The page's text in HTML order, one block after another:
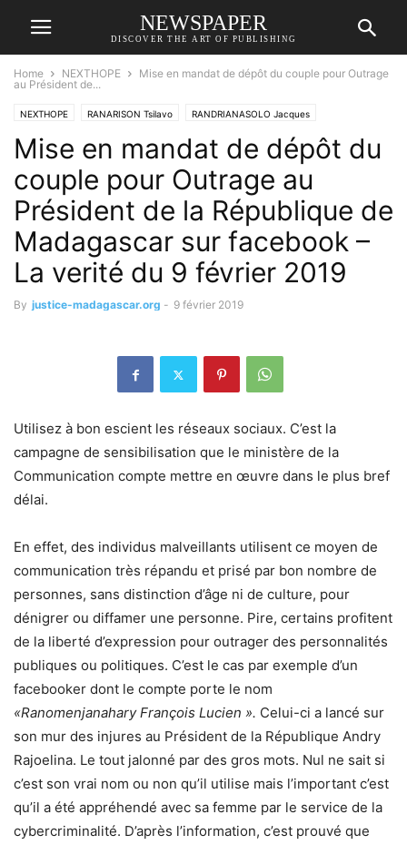
NEWSPAPER
DISCOVER THE ART OF PUBLISHING
Home NEXTHOPE
Mise en mandat de dépôt du couple pour Outrage
au Président de...
NEXTHOPE RANARISON Tsilavo RANDRIANASOLO Jacques
SEM Andry RAJOELINA
Mise en mandat de dépôt du
couple pour Outrage au
Président de la République de
Madagascar sur facebook –
La verité du 9 février 2019
By justice-madagascar.org - 9 février 2019
Utilisez à bon escient les réseaux sociaux. C’est la
campagne de sensibilisation que le ministère de la
Communication compte mettre en œuvre dans le plus bref
délai.
En effet, des individus malveillants utilisent ce moyen de
communication très répandu et prisé par bon nombre de
personnes, sans distinction d’âge ni de culture, pour
dénigrer ou diffamer une personne. Pire, certains profitent
de la liberté d’expression pour outrager des personnalités
publiques ou politiques. C’est le cas par exemple d’un
facebooker dont le compte porte le nom
«Ranomenjanahary François Lucien ». Celui-ci a lancé sur
son mur des injures au Président de la République Andry
Rajoelina. Le tout jalonné par des gros mots. Nul ne sait si
c’est son vrai nom ou non qu’il utilise mais l’important c’est
qu’il a été appréhendé avec sa femme par le service de la
cybercriminalité. D’après l’information, c’est prouvé que